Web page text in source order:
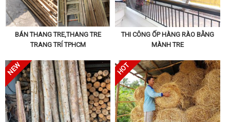
BÁN THANG TRE,THANG TRE
TRANG TRÍ TPHCM
THI CÔNG ỐP HÀNG RÀO BẰNG
MÀNH TRE